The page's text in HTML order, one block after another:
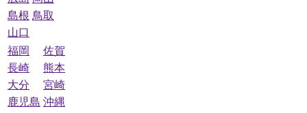
島根 鳥取
山口
福岡
佐賀
長崎
熊本
大分
宮崎
鹿児島 沖縄